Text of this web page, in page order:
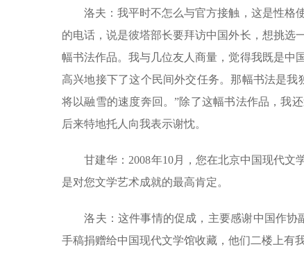
洛夫：我平时不怎么与官方接触，这是性格
的电话，说是彼塔部长要拜访中国外长，想挑选
幅书法作品。我与几位友人商量，觉得我既是中
高兴地接下了这个民间外交任务。那幅书法是
将以融雪的速度奔回。”除了这幅书法作品，我
后来特地托人向我表示谢忱。
甘建华：2008年10月，您在北京中国现代文
是对您文学艺术成就的最高肯定。
洛夫：这件事情的促成，主要感谢中国作协
手稿捐赠给中国现代文学馆收藏，他们二楼上有